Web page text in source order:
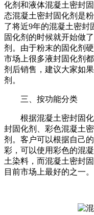
化剂和液体混凝土密封
态混凝土密封固化剂是
了将近9年的混凝土密封
固化剂的时候就开始做
剂。由于粉末的固化剂
市场上很多液封固化剂
剂后销售，建议大家如
剂。
三、按功能分类
根据混凝土密封固
封固化剂、彩色混凝土
剂。客户可以根据自己
彩，可以使用彩色的混
土染料，而混凝土密封
目前市场上最好的之一。